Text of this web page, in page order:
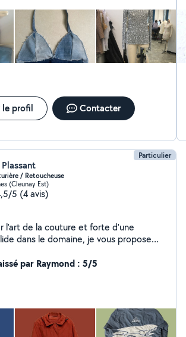
le profil Contacter
Particulier
Plassant
/ Retoucheuse
(Cleunay Est)
5 (4 avis)
l'art de la couture et forte d'une
dans le domaine, je vous propose
besoin de réparer, ajuster ou créer des
(upcycling), je mets mon savoir-faire à
pour répondre à toutes vos attentes.
vos préférences et besoins. De la
à la modification complexe, je suis là
seconde vie à vos vêtements !
par Raymond : 5/5